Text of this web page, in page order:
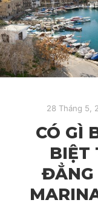
28 Tháng 5,
CÓ GÌ
BIỆT
ĐẲNG